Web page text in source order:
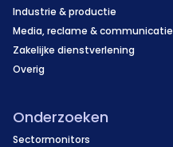
Industrie & productie
Media, reclame & communicatie
Zakelijke dienstverlening
Overig
Onderzoeken
Sectormonitors